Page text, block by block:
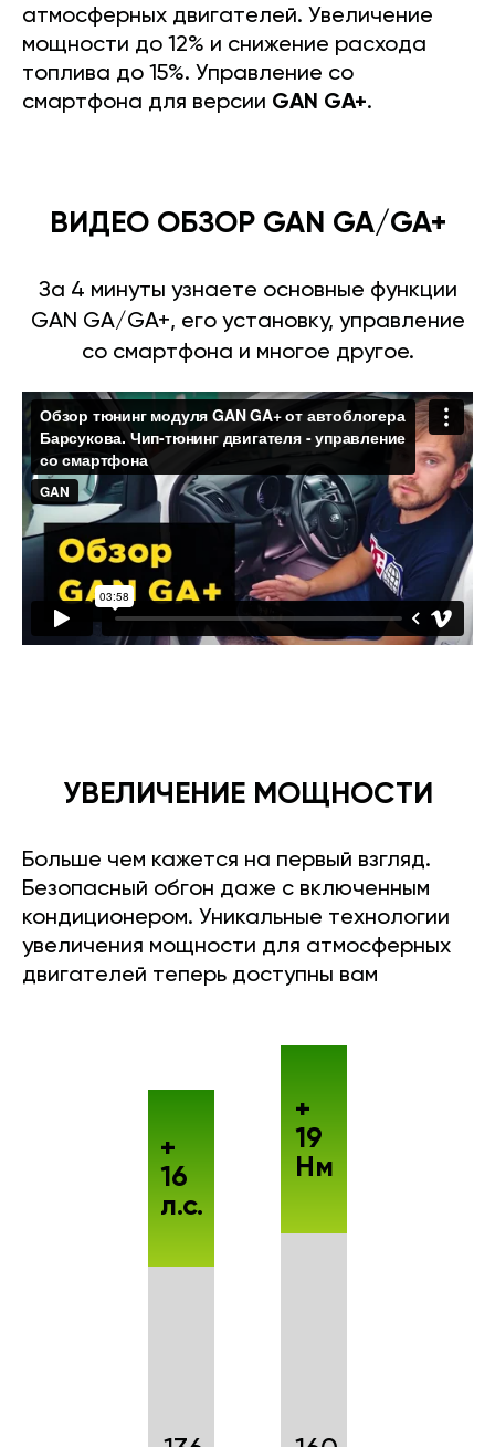
атмосферных двигателей. Увеличение
мощности до 12% и снижение расхода
топлива до 15%. Управление со
смартфона для версии GAN GA+.
ВИДЕО ОБЗОР GAN GA/GA+
За 4 минуты узнаете основные функции
GAN GA/GA+, его установку, управление
со смартфона и многое другое.
УВЕЛИЧЕНИЕ МОЩНОСТИ
Больше чем кажется на первый взгляд.
Безопасный обгон даже с включенным
кондиционером. Уникальные технологии
увеличения мощности для атмосферных
двигателей теперь доступны вам
+
16
л.с.
+
19
Нм